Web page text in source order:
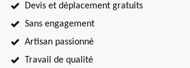
Devis et déplacement gratuits
Sans engagement
Artisan passionné
Travail de qualité